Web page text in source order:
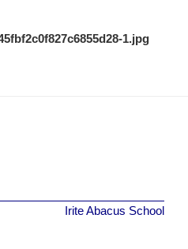
1.jpg
Irite Abacus School